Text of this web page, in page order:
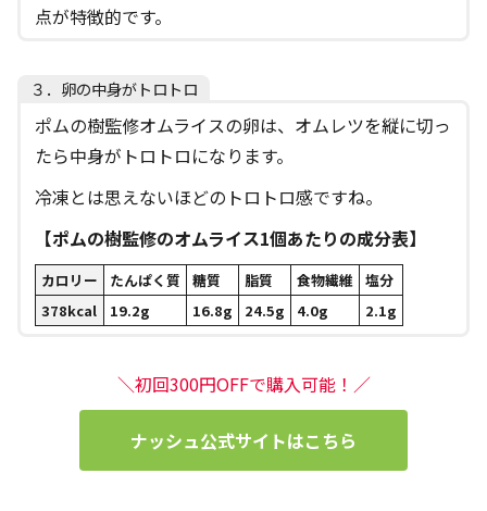
点が特徴的です。
３．卵の中身がトロトロ
ポムの樹監修オムライスの卵は、オムレツを縦に切っ
たら中身がトロトロになります。
冷凍とは思えないほどのトロトロ感ですね。
【ポムの樹監修のオムライス1個あたりの成分表】
カロリー たんぱく質 糖質 脂質 食物繊維 塩分
378kcal
19.2g 16.8g 24.5g 4.0g 2.1g
＼初回300円OFFで購入可能！／
ナッシュ公式サイトはこちら